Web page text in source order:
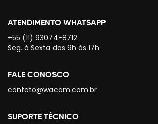
ATENDIMENTO WHATSAPP
+55 (11) 93074-8712
Seg. à Sexta das 9h às 17h
FALE CONOSCO
contato@wacom.com.br
SUPORTE TÉCNICO